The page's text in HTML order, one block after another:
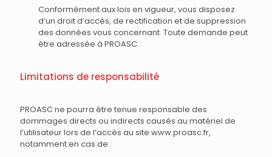
Conformément aux lois en vigueur, vous disposez
d’un droit d’accès, de rectification et de suppression
des données vous concernant. Toute demande peut
être adressée à PROASC.
Limitations de responsabilité
PROASC ne pourra être tenue responsable des
dommages directs ou indirects causés au matériel de
l’utilisateur lors de l’accès au site www.proasc.fr,
notamment en cas de :